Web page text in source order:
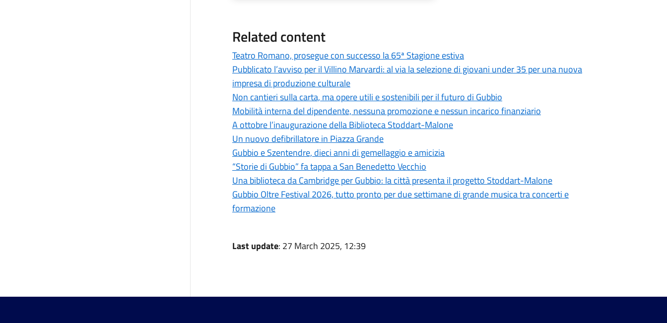
Related content
Teatro Romano, prosegue con successo la 65ª Stagione estiva
Pubblicato l’avviso per il Villino Marvardi: al via la selezione di giovani under 35 per una nuova
impresa di produzione culturale
Non cantieri sulla carta, ma opere utili e sostenibili per il futuro di Gubbio
Mobilità interna del dipendente, nessuna promozione e nessun incarico finanziario
A ottobre l’inaugurazione della Biblioteca Stoddart-Malone
Un nuovo defibrillatore in Piazza Grande
Gubbio e Szentendre, dieci anni di gemellaggio e amicizia
“Storie di Gubbio” fa tappa a San Benedetto Vecchio
Una biblioteca da Cambridge per Gubbio: la città presenta il progetto Stoddart-Malone
Gubbio Oltre Festival 2026, tutto pronto per due settimane di grande musica tra concerti e
formazione
Last update: 27 March 2025, 12:39